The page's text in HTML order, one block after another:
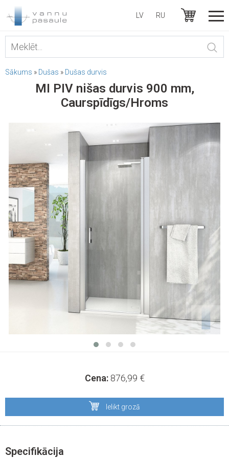
LV RU
Sākums » Dušas » Dušas durvis
MI PIV nišas durvis 900 mm,
Caurspīdīgs/Hroms
Cena: 876,99 €
Ielikt grozā
Specifikācija